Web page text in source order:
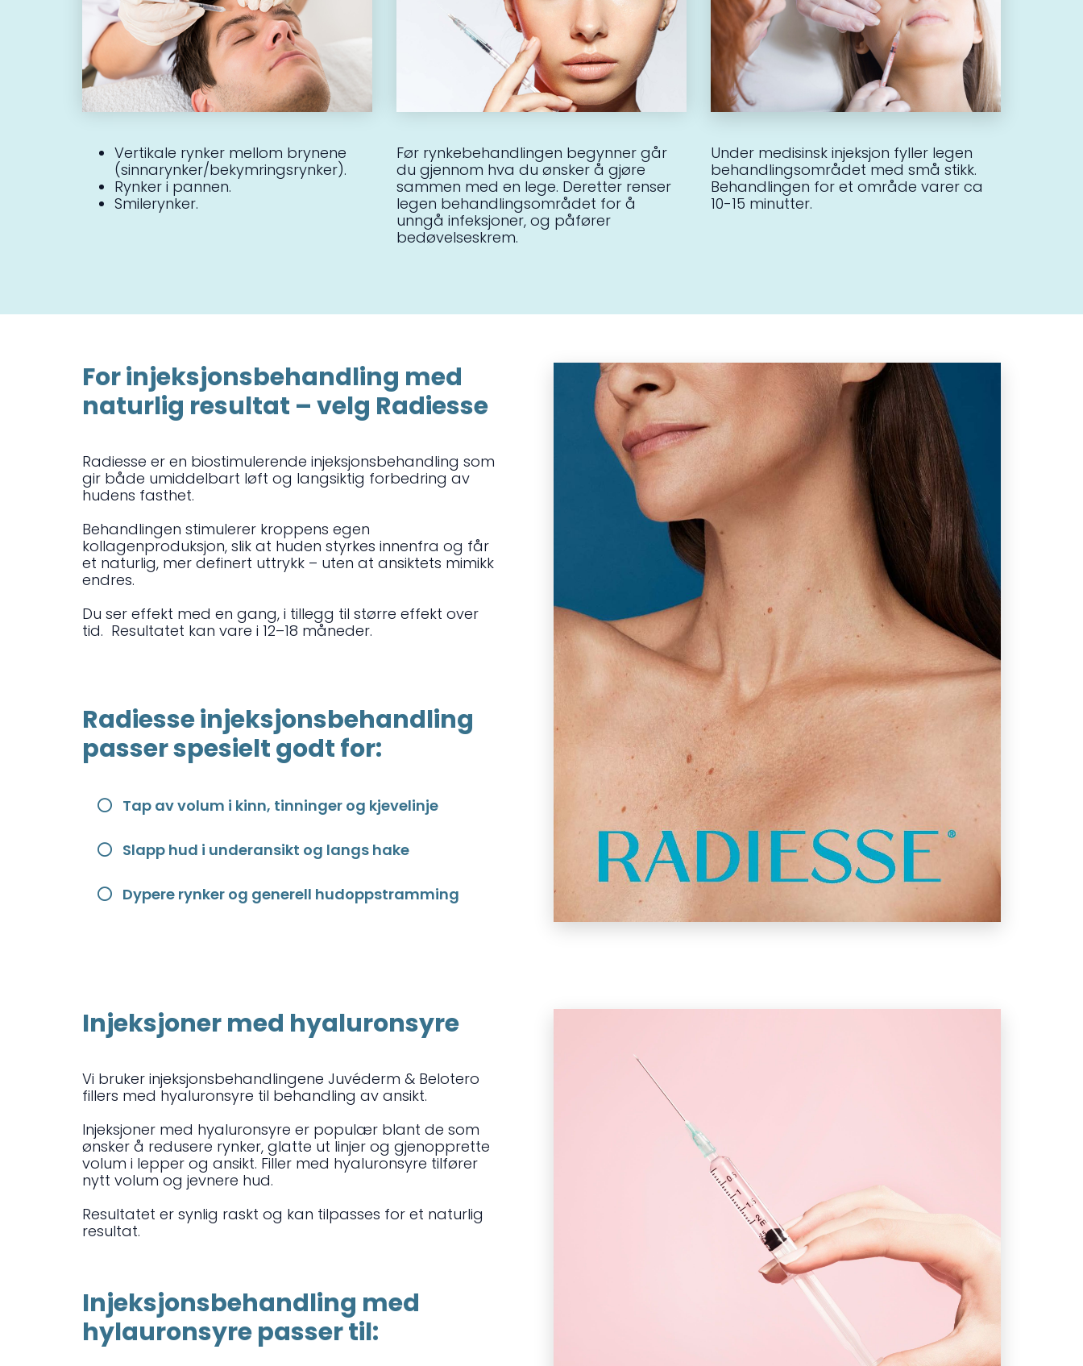
Vertikale rynker mellom brynene
(sinnarynker/bekymringsrynker).
Rynker i pannen.
Smilerynker.
Før rynkebehandlingen begynner går
du gjennom hva du ønsker å gjøre
sammen med en lege. Deretter renser
legen behandlingsområdet for å
unngå infeksjoner, og påfører
bedøvelseskrem.
Under medisinsk injeksjon fyller legen
behandlingsområdet med små stikk.
Behandlingen for et område varer ca
10-15 minutter.
For injeksjonsbehandling med
naturlig resultat – velg Radiesse
Radiesse er en biostimulerende injeksjonsbehandling som
gir både umiddelbart løft og langsiktig forbedring av
hudens fasthet.
Behandlingen stimulerer kroppens egen
kollagenproduksjon, slik at huden styrkes innenfra og får
et naturlig, mer definert uttrykk – uten at ansiktets mimikk
endres.
Du ser effekt med en gang, i tillegg til større effekt over
tid. Resultatet kan vare i 12–18 måneder.
Radiesse injeksjonsbehandling
passer spesielt godt for:
Tap av volum i kinn, tinninger og kjevelinje
Slapp hud i underansikt og langs hake
Dypere rynker og generell hudoppstramming
Injeksjoner med hyaluronsyre
Vi bruker injeksjonsbehandlingene Juvéderm & Belotero
fillers med hyaluronsyre til behandling av ansikt.
Injeksjoner med hyaluronsyre er populær blant de som
ønsker å redusere rynker, glatte ut linjer og gjenopprette
volum i lepper og ansikt. Filler med hyaluronsyre tilfører
nytt volum og jevnere hud.
Resultatet er synlig raskt og kan tilpasses for et naturlig
resultat.
Injeksjonsbehandling med
hylauronsyre passer til: